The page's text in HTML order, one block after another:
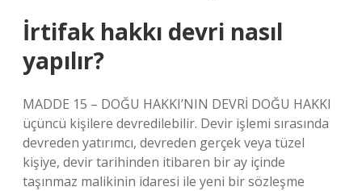
İrtifak hakkı devri nasıl
yapılır?
MADDE 15 – DOĞU HAKKI’NIN DEVRİ DOĞU HAKKI
üçüncü kişilere devredilebilir. Devir işlemi sırasında
devreden yatırımcı, devreden gerçek veya tüzel
kişiye, devir tarihinden itibaren bir ay içinde
taşınmaz malikinin idaresi ile yeni bir sözleşme